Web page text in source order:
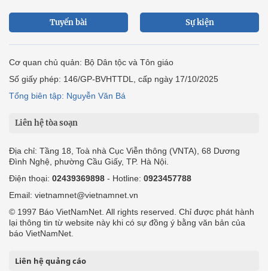
Tuyến bài Sự kiện
Cơ quan chủ quản: Bộ Dân tộc và Tôn giáo
Số giấy phép: 146/GP-BVHTTDL, cấp ngày 17/10/2025
Tổng biên tập: Nguyễn Văn Bá
Liên hệ tòa soạn
Địa chỉ: Tầng 18, Toà nhà Cục Viễn thông (VNTA), 68 Dương
Đình Nghệ, phường Cầu Giấy, TP. Hà Nội.
Điện thoại: 02439369898 - Hotline: 0923457788
Email: vietnamnet@vietnamnet.vn
© 1997 Báo VietNamNet. All rights reserved. Chỉ được phát hành
lại thông tin từ website này khi có sự đồng ý bằng văn bản của
báo VietNamNet.
Liên hệ quảng cáo